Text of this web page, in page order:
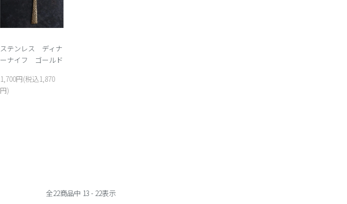
ステンレス ディナ
ーナイフ ゴールド
1,700円(税込1,870
円)
全22商品中 13 - 22表示